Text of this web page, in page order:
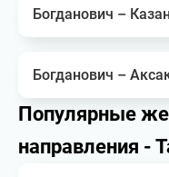
Богданович –
Богданович –
Популярные
направления -